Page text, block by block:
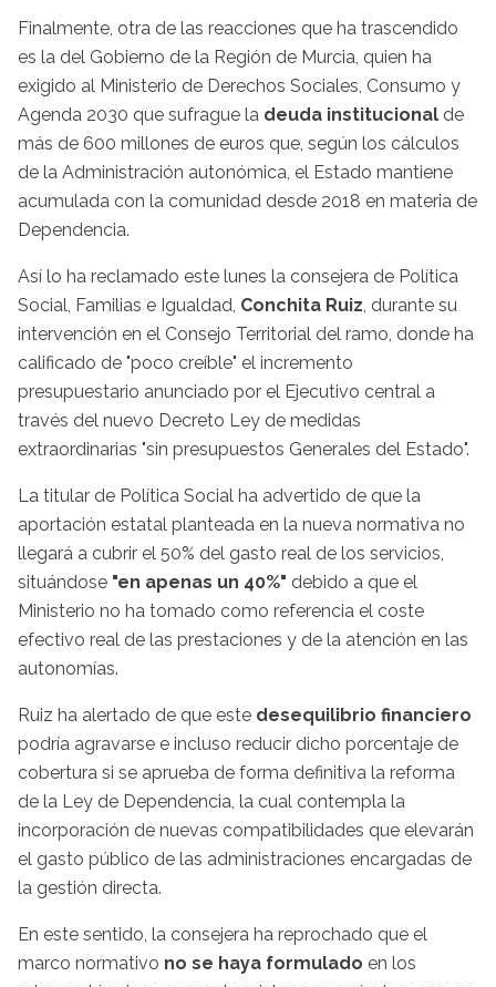
Finalmente, otra de las reacciones que ha trascendido
es la del Gobierno de la Región de Murcia, quien ha
exigido al Ministerio de Derechos Sociales, Consumo y
Agenda 2030 que sufrague la deuda institucional de
más de 600 millones de euros que, según los cálculos
de la Administración autonómica, el Estado mantiene
acumulada con la comunidad desde 2018 en materia de
Dependencia.
Así lo ha reclamado este lunes la consejera de Política
Social, Familias e Igualdad, Conchita Ruiz, durante su
intervención en el Consejo Territorial del ramo, donde ha
calificado de "poco creíble" el incremento
presupuestario anunciado por el Ejecutivo central a
través del nuevo Decreto Ley de medidas
extraordinarias "sin presupuestos Generales del Estado".
La titular de Política Social ha advertido de que la
aportación estatal planteada en la nueva normativa no
llegará a cubrir el 50% del gasto real de los servicios,
situándose "en apenas un 40%" debido a que el
Ministerio no ha tomado como referencia el coste
efectivo real de las prestaciones y de la atención en las
autonomías.
Ruiz ha alertado de que este desequilibrio financiero
podría agravarse e incluso reducir dicho porcentaje de
cobertura si se aprueba de forma definitiva la reforma
de la Ley de Dependencia, la cual contempla la
incorporación de nuevas compatibilidades que elevarán
el gasto público de las administraciones encargadas de
la gestión directa.
En este sentido, la consejera ha reprochado que el
marco normativo no se haya formulado en los